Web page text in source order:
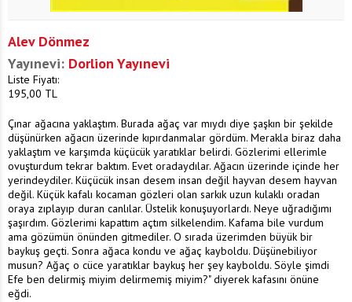
Alev Dönmez
Yayınevi: Dorlion Yayınevi
Liste Fiyatı:
195,00 TL
Çınar ağacına yaklaştım. Burada ağaç var mıydı diye şaşkın bir şekilde
düşünürken ağacın üzerinde kıpırdanmalar gördüm. Merakla biraz daha
yaklaştım ve karşımda küçücük yaratıklar belirdi. Gözlerimi ellerimle
ovuşturdum tekrar baktım. Evet oradaydılar. Ağacın üzerinde içinde her
yerindeydiler. Küçücük insan desem insan değil hayvan desem hayvan
değil. Küçük kafalı kocaman gözleri olan sarkık uzun kulaklı oradan
oraya zıplayıp duran canlılar. Üstelik konuşuyorlardı. Neye uğradığımı
şaşırdım. Gözlerimi kapattım açtım silkelendim. Kafama bile vurdum
ama gözümün önünden gitmediler. O sırada üzerimden büyük bir
baykuş geçti. Sonra ağaca kondu ve ağaç kayboldu. Düşünebiliyor
musun? Ağaç o cüce yaratıklar baykuş her şey kayboldu. Söyle şimdi
Efe ben delirmiş miyim delirmemiş miyim?" diyerek kafasını önüne
eğdi.